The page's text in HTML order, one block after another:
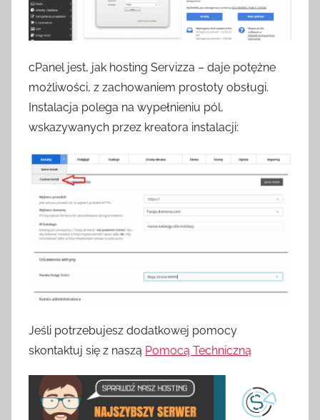
cPanel jest, jak hosting Servizza – daje potężne
możliwości, z zachowaniem prostoty obsługi.
Instalacja polega na wypełnieniu pól,
wskazywanych przez kreatora instalacji:
Jeśli potrzebujesz dodatkowej pomocy
skontaktuj się z naszą Pomocą Techniczną